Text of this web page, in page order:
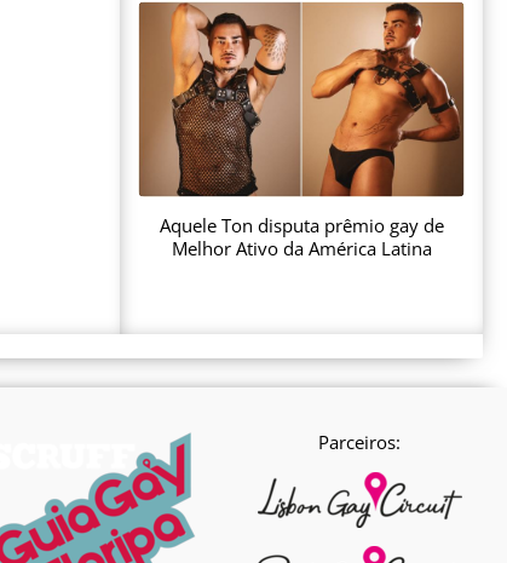
Aquele Ton disputa prêmio gay de
Melhor Ativo da América Latina
Parceiros: